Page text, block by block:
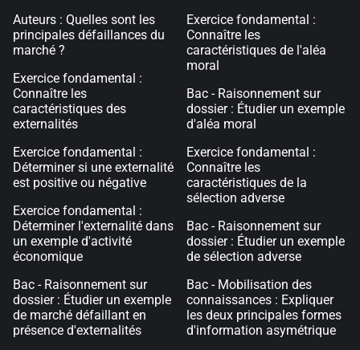
Auteurs : Quelles sont les
principales défaillances du
marché ?
Exercice fondamental :
Connaître les
caractéristiques des
externalités
Exercice fondamental :
Déterminer si une externalité
est positive ou négative
Exercice fondamental :
Déterminer l'externalité dans
un exemple d'activité
économique
Bac - Raisonnement sur
dossier : Étudier un exemple
de marché défaillant en
présence d'externalités
Exercice fondamental :
Connaître les
caractéristiques de l'aléa
moral
Bac - Raisonnement sur
dossier : Étudier un exemple
d'aléa moral
Exercice fondamental :
Connaître les
caractéristiques de la
sélection adverse
Bac - Raisonnement sur
dossier : Étudier un exemple
de sélection adverse
Bac - Mobilisation des
connaissances : Expliquer
les deux principales formes
d'information asymétrique